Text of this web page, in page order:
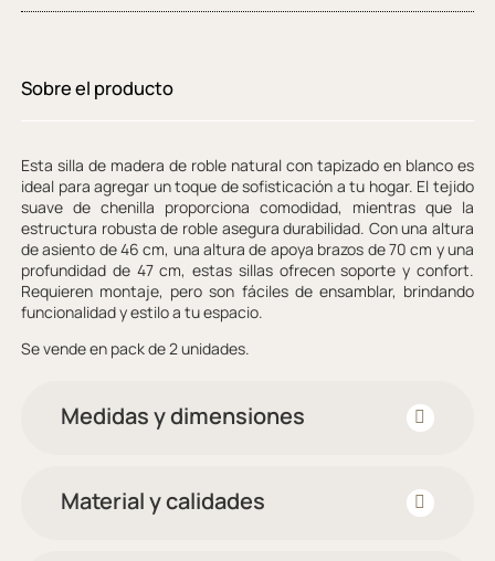
Sobre el producto
Esta silla de madera de roble natural con tapizado en blanco es
ideal para agregar un toque de sofisticación a tu hogar. El tejido
suave de chenilla proporciona comodidad, mientras que la
estructura robusta de roble asegura durabilidad. Con una altura
de asiento de 46 cm, una altura de apoya brazos de 70 cm y una
profundidad de 47 cm, estas sillas ofrecen soporte y confort.
Requieren montaje, pero son fáciles de ensamblar, brindando
funcionalidad y estilo a tu espacio.
Se vende en pack de 2 unidades.
Medidas y dimensiones
Material y calidades